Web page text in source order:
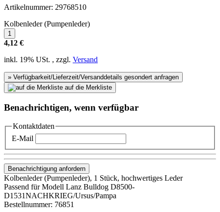
Artikelnummer: 29768510
Kolbenleder (Pumpenleder)
4,12 €
inkl. 19% USt. , zzgl. Versand
» Verfügbarkeit/Lieferzeit/Versanddetails gesondert anfragen
auf die Merkliste
Benachrichtigen, wenn verfügbar
Kontaktdaten
E-Mail
Benachrichtigung anfordern
Kolbenleder (Pumpenleder), 1 Stück, hochwertiges Leder
Passend für Modell Lanz Bulldog D8500-
D1531NACHKRIEG/Ursus/Pampa
Bestellnummer: 76851